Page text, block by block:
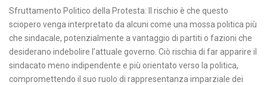
Sfruttamento Politico della Protesta: Il rischio è che questo
sciopero venga interpretato da alcuni come una mossa politica più
che sindacale, potenzialmente a vantaggio di partiti o fazioni che
desiderano indebolire l’attuale governo. Ciò rischia di far apparire il
sindacato meno indipendente e più orientato verso la politica,
compromettendo il suo ruolo di rappresentanza imparziale dei